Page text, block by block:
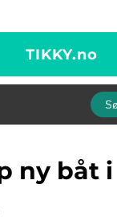
TIKKY.no
ny båt